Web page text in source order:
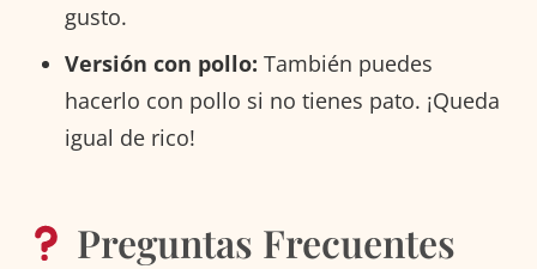
gusto.
Versión con pollo: También puedes
hacerlo con pollo si no tienes pato. ¡Queda
igual de rico!
Preguntas Frecuentes